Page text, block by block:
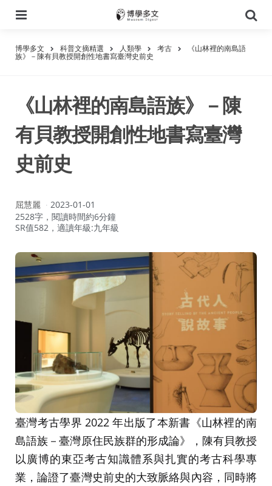
尋
博學多文 科普文摘精選 人類學 考古 《山林裡的南島語
族》－陳有貝教授開創性地書寫臺灣史前史
《山林裡的南島語族》－陳
有貝教授開創性地書寫臺灣
史前史
作
者：
屈慧麗
2023-01-01
2528字，閱讀時間約6分鐘
SR值582，適讀年級:九年級
臺灣考古學界 2022 年出版了本新書《山林裡的南
島語族－臺灣原住民族群的形成論》，陳有貝教授
以廣博的東亞考古知識體系與扎實的考古科學專
業，論證了臺灣史前史的大致脈絡與內容，同時將